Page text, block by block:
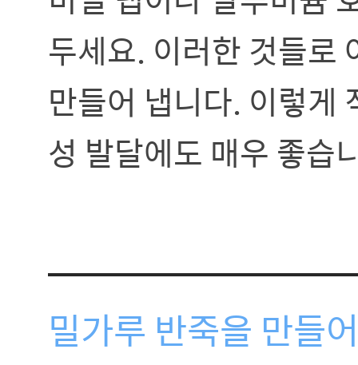
두세요. 이러한 것들로
만들어 냅니다. 이렇게
성 발달에도 매우 좋습
밀가루 반죽을 만들